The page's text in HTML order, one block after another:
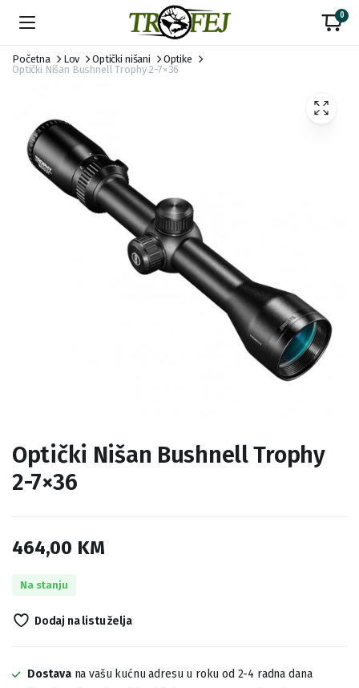
0
Početna Lov Optički nišani
Optike
Optički Nišan Bushnell Trophy 2-7×36
Optički Nišan Bushnell Trophy
2-7×36
464,00 KM
Na stanju
Dodaj na listu želja
Dostavana vašu kućnu adresu u roku od 2-4 radna dana